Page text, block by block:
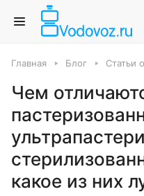
Главная Блог Статьи
Чем
какое из них